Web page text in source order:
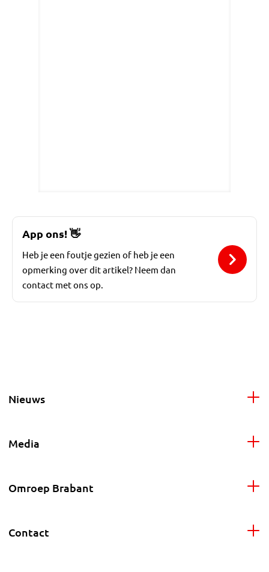
App ons!👋
Heb je een foutje gezien of heb je een
opmerking over dit artikel? Neem dan
contact met ons op.
Nieuws
Media
Omroep Brabant
Contact